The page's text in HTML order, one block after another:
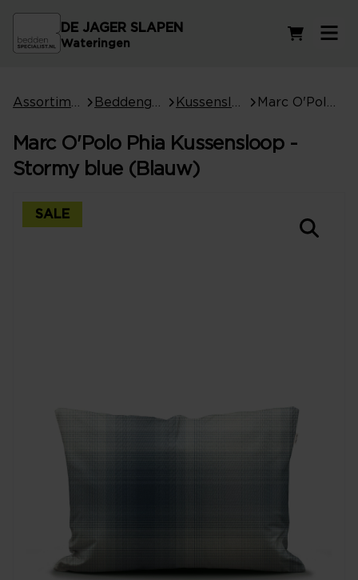
DE JAGER SLAPEN
Wateringen
Marc O'Polo Phia Kussensloop -
Stormy blue (Blauw)
SALE